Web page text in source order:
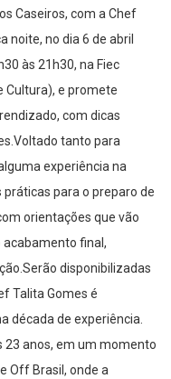
Caseiros, com a Chef
noite, no dia 6 de abril
às 21h30, na Fiec
Cultura), e promete
com dicas
tanto para
experiência na
para o preparo de
orientações que vão
acabamento final,
disponibilizadas
Talita Gomes é
década de experiência.
23 anos, em um momento
Off Brasil, onde a